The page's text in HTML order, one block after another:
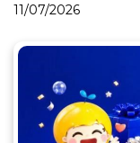
11/07/2026